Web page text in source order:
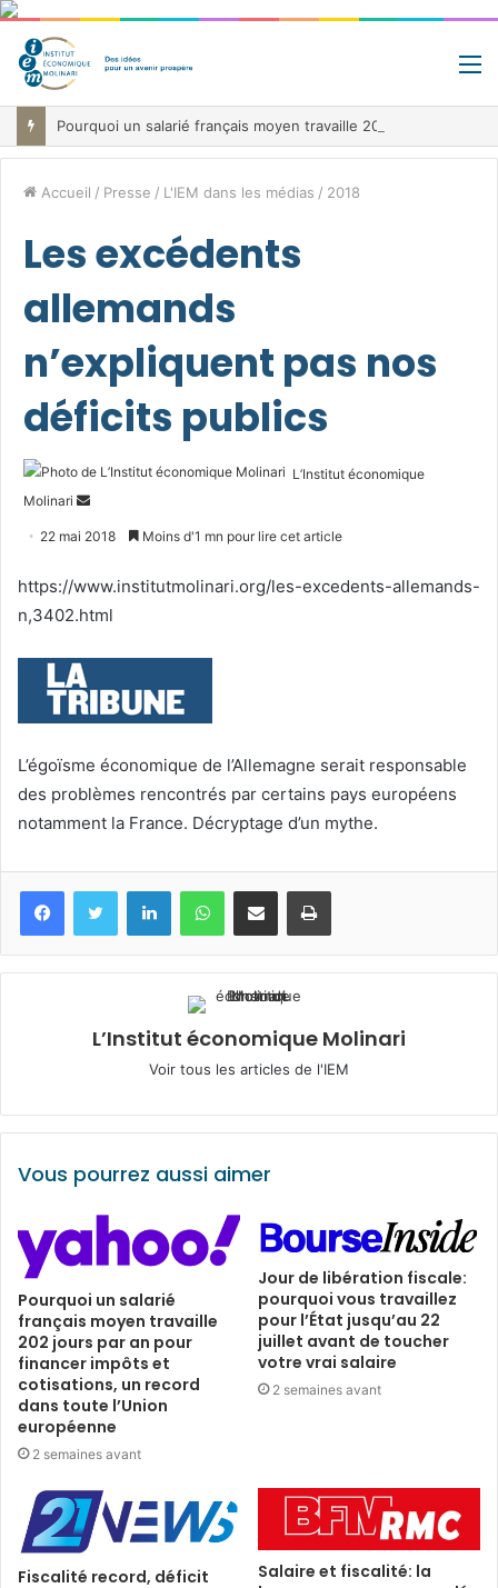
Accueil / Presse / L'IEM dans les médias / 2018
Les excédents
allemands
n’expliquent pas nos
déficits publics
L’Institut économique
Molinari
Envoyer
22 mai 2018 Moins d'1 mn pour lire cet article
https://www.institutmolinari.org/les-excedents-allemands-
n,3402.html
L’égoïsme économique de l’Allemagne serait responsable
des problèmes rencontrés par certains pays européens
notamment la France. Décryptage d’un mythe.
FacebookTwitter LinkedinWhatsApp
Partagez par mail Imprimez
L’Institut économique Molinari
Voir tous les articles de l'IEM
Vous pourrez aussi aimer
Pourquoi un salarié
français moyen travaille
202 jours par an pour
financer impôts et
cotisations, un record
dans toute l’Union
européenne
2 semaines avant
Jour de libération fiscale:
pourquoi vous travaillez
pour l’État jusqu’au 22
juillet avant de toucher
votre vrai salaire
2 semaines avant
Fiscalité record, déficit
Salaire et fiscalité: la